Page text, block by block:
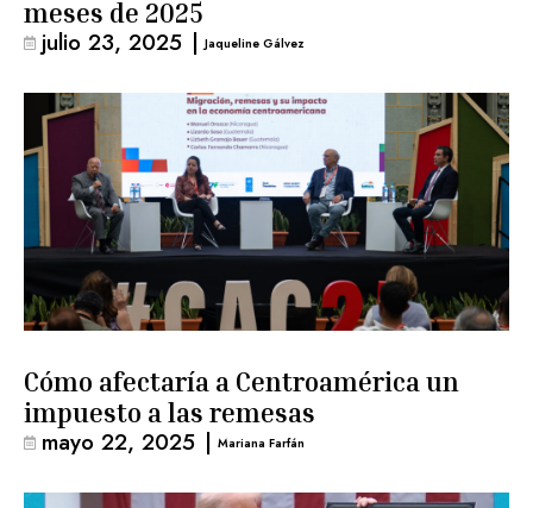
meses de 2025
julio 23, 2025 | Jaqueline Gálvez
Cómo afectaría a Centroamérica un
impuesto a las remesas
mayo 22, 2025 | Mariana Farfán